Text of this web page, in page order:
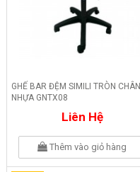
GHẾ BAR ĐỆM SIMILI TRÒN CHÂN
NHỰA GNTX08
Liên Hệ
Thêm vào giỏ hàng